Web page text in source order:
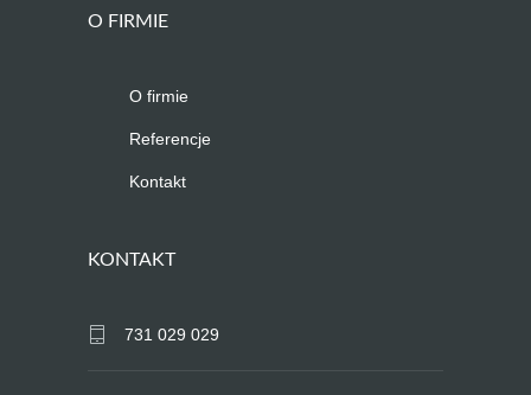
O FIRMIE
O firmie
Referencje
Kontakt
KONTAKT
731 029 029